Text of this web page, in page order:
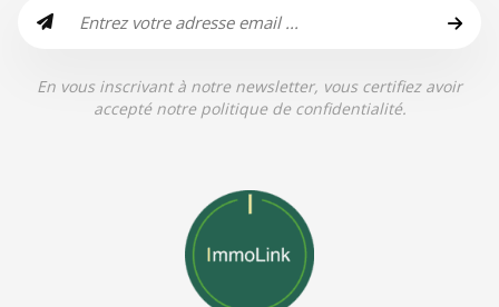
En vous inscrivant à notre newsletter, vous certifiez avoir
accepté notre politique de confidentialité.